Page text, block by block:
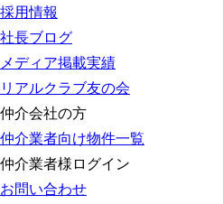
採用情報
社長ブログ
メディア掲載実績
リアルクラブ友の会
仲介会社の方
仲介業者向け物件一覧
仲介業者様ログイン
お問い合わせ